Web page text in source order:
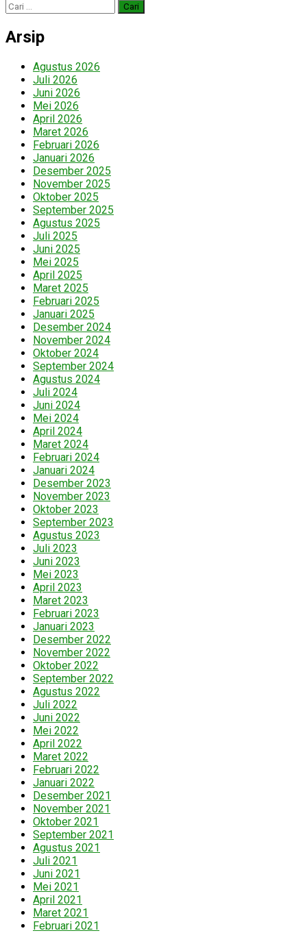
Cari
untuk:
Arsip
Agustus 2026
Juli 2026
Juni 2026
Mei 2026
April 2026
Maret 2026
Februari 2026
Januari 2026
Desember 2025
November 2025
Oktober 2025
September 2025
Agustus 2025
Juli 2025
Juni 2025
Mei 2025
April 2025
Maret 2025
Februari 2025
Januari 2025
Desember 2024
November 2024
Oktober 2024
September 2024
Agustus 2024
Juli 2024
Juni 2024
Mei 2024
April 2024
Maret 2024
Februari 2024
Januari 2024
Desember 2023
November 2023
Oktober 2023
September 2023
Agustus 2023
Juli 2023
Juni 2023
Mei 2023
April 2023
Maret 2023
Februari 2023
Januari 2023
Desember 2022
November 2022
Oktober 2022
September 2022
Agustus 2022
Juli 2022
Juni 2022
Mei 2022
April 2022
Maret 2022
Februari 2022
Januari 2022
Desember 2021
November 2021
Oktober 2021
September 2021
Agustus 2021
Juli 2021
Juni 2021
Mei 2021
April 2021
Maret 2021
Februari 2021